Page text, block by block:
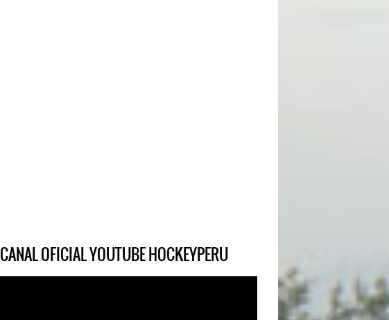
CANAL OFICIAL YOUTUBE HOCKEYPERU